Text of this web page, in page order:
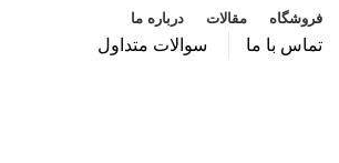
فروشگاه مقالات درباره ما
تماس با ما سوالات متداول